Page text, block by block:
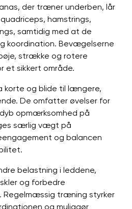
der træner underben, lår
hamstrings,
samtidig med at de
koordination. Bevægelserne
strække og rotere
et sikkert område.
og blide til længere,
De omfatter øvelser for
opmærksomhed på
særlig vægt på
og balancen
belastning i leddene,
og forbedre
træning styrker
og muliggør